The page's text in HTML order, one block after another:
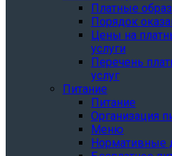
Платные
Порядок
Цены на
услуги
Перечень
услуг
Питание
Питание
Организация
Меню
Нормативные